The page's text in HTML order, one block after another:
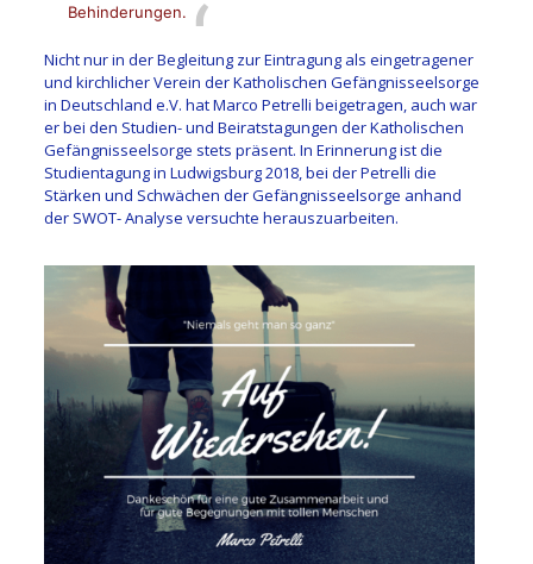
Behinderungen.
Nicht nur in der Begleitung zur Eintragung als eingetragener
und kirchlicher Verein der Katholischen Gefängnisseelsorge
in Deutschland e.V. hat Marco Petrelli beigetragen, auch war
er bei den Studien- und Beiratstagungen der Katholischen
Gefängnisseelsorge stets präsent. In Erinnerung ist die
Studientagung in Ludwigsburg 2018, bei der Petrelli die
Stärken und Schwächen der Gefängnisseelsorge anhand
der SWOT- Analyse versuchte herauszuarbeiten.